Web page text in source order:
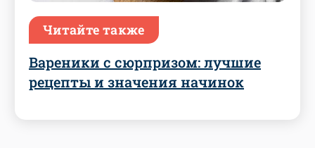
Читайте также
Вареники с сюрпризом: лучшие
рецепты и значения начинок